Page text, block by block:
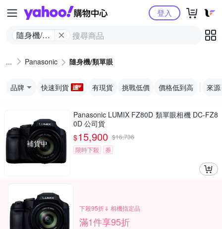
Yahoo購物中心
隨身機/類
登入
Panasonic 隨身機/類單眼
品牌 快速到貨 有現貨 挑戰低價 價格低到高 來源
補貨中
Panasonic LUMIX FZ80D 類單眼相機 DC-FZ8
0D 公司貨
$15,900 $16,736
限時下殺
券
下殺95折⇓ 相機指定品
滿1件享95折